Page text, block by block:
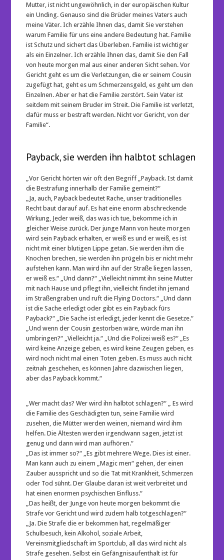
Mutter, ist nicht ungewöhnlich, in der europäischen Kultur
ein Unding. Genauso sind die Brüder meines Vaters auch
meine Väter. Ich erzähle Ihnen das, damit Sie verstehen
warum Familie für uns eine andere Bedeutung hat. Familie
ist Schutz und sichert das Überleben. Familie ist wichtiger
als ein Einzelner. Ich erzähle Ihnen das, damit Sie den Fall
von heute morgen mal aus einer anderen Sicht sehen. Vor
Gericht geht es um die Verletzungen, die er seinem Cousin
zugefügt hat, geht es um Schmerzensgeld, es geht um den
Einzelnen. Aber er hat die Familie zerstört. Sein Vater ist
seitdem mit seinem Bruder im Streit. Die Familie ist verletzt,
dafür muss er bestraft werden. Nicht vor Gericht, von der
Familie“.
Payback, sie werden ihn halbtot schlagen
„Vor Gericht hörten wir oft den Begriff „Payback. Ist damit
die Bestrafung innerhalb der Familie gemeint?“
„Ja, auch, Payback bedeutet Rache, unser traditionelles
Recht baut darauf auf. Es hat eine enorm abschreckende
Wirkung, Jeder weiß, das was ich tue, bekomme ich in
gleicher Weise zurück. Der junge Mann von heute morgen
wird sein Payback erhalten, er weiß es und er weiß, es ist
nicht mit einer blutigen Lippe getan. Sie werden ihm die
Knochen brechen, sie werden ihn prügeln bis er nicht mehr
aufstehen kann. Man wird ihn auf der Straße liegen lassen,
er weiß es.“ „Und dann?“ „Vielleicht nimmt ihn seine Mutter
mit nach Hause und pflegt ihn, vielleicht findet ihn jemand
im Straßengraben und ruft die Flying Doctors.“ „Und dann
ist die Sache erledigt oder gibt es ein Payback fürs
Payback?“ „Die Sache ist erledigt, jeder kennt die Gesetze.“
„Und wenn der Cousin gestorben wäre, würde man ihn
umbringen?“ „Vielleicht ja.“ „Und die Polizei weiß es?“ „Es
wird keine Anzeige geben, es wird keine Zeugen geben, es
wird noch nicht mal einen Toten geben. Es muss auch nicht
zeitnah geschehen, es können Jahre dazwischen liegen,
aber das Payback kommt.“
„Wer macht das? Wer wird ihn halbtot schlagen?“ „ Es wird
die Familie des Geschädigten tun, seine Familie wird
zusehen, die Mütter werden weinen, niemand wird ihm
helfen. Die Ältesten werden irgendwann sagen, jetzt ist
genug und dann wird man aufhören.“
„Das ist immer so?“ „Es gibt mehrere Wege. Dies ist einer.
Man kann auch zu einem „Magic men“ gehen, der einen
Zauber ausspricht und so die Tat mit Krankheit, Schmerzen
oder Tod sühnt. Der Glaube daran ist weit verbreitet und
hat einen enormen psychischen Einfluss.“
„Das heißt, der Junge von heute morgen bekommt die
Strafe vor Gericht und wird zudem halb totgeschlagen?“
„Ja. Die Strafe die er bekommen hat, regelmäßiger
Schulbesuch, kein Alkohol, soziale Arbeit,
Vereinsmitgliedschaft im Sportclub, all das wird nicht als
Strafe gesehen. Selbst ein Gefängnisaufenthalt ist für